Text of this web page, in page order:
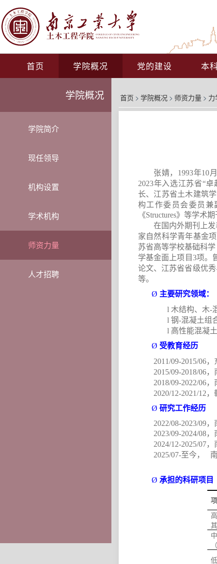
首页 学院概况 党的建设 本
学院概况
学院简介
现任领导
机构设置
学术机构
师资力量
人才招聘
首页 > 学院概况 > 师资力量 >
张婧， 1993年10
2023年入选江苏省“卓
长、
江苏省土木建筑
构工作委员会委员兼
《Structures》等学术
在国内外期刊上
家自然科学青年基金
苏省高等学校基础科
学基金面上项目 3项。
论文、江苏省省级优
等。
Ø 主要研究领域：
l 木结构、木-
l 钢-混凝土组
l 高性能混凝土
Ø 受教育经历
2011/09-2015/06，
2015/09-2018/06，
2018/09-2022/06，
2020/12-2021/12 ，
Ø 研究工作经历
2022/08-2023/09，
2023/09-2024/08，
2024/12-2025/07，
2025/07-至今，
Ø 承担的科研项目